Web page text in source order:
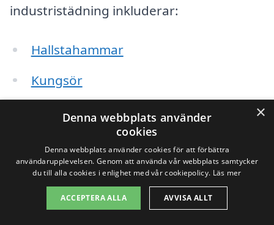
industristädning inkluderar:
Hallstahammar
Kungsör
Kolbäck
Surahammar
Fagersta
×
Denna webbplats använder
cookies
Denna webbplats använder cookies för att förbättra
användarupplevelsen. Genom att använda vår webbplats samtycker
du till alla cookies i enlighet med vår cookiepolicy. Läs mer
ACCEPTERA ALLA AVVISA ALLT